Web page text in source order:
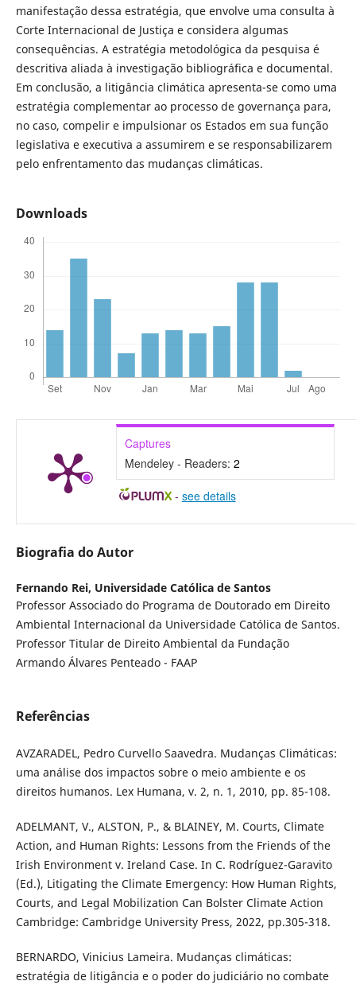
manifestação dessa estratégia, que envolve uma consulta à
Corte Internacional de Justiça e considera algumas
consequências. A estratégia metodológica da pesquisa é
descritiva aliada à investigação bibliográfica e documental.
Em conclusão, a litigância climática apresenta-se como uma
estratégia complementar ao processo de governança para,
no caso, compelir e impulsionar os Estados em sua função
legislativa e executiva a assumirem e se responsabilizarem
pelo enfrentamento das mudanças climáticas.
Downloads
Captures
Mendeley - Readers: 2
- see details
Biografia do Autor
Fernando Rei, Universidade Católica de Santos
Professor Associado do Programa de Doutorado em Direito
Ambiental Internacional da Universidade Católica de Santos.
Professor Titular de Direito Ambiental da Fundação
Armando Álvares Penteado - FAAP
Referências
AVZARADEL, Pedro Curvello Saavedra. Mudanças Climáticas:
uma análise dos impactos sobre o meio ambiente e os
direitos humanos. Lex Humana, v. 2, n. 1, 2010, pp. 85-108.
ADELMANT, V., ALSTON, P., & BLAINEY, M. Courts, Climate
Action, and Human Rights: Lessons from the Friends of the
Irish Environment v. Ireland Case. In C. Rodríguez-Garavito
(Ed.), Litigating the Climate Emergency: How Human Rights,
Courts, and Legal Mobilization Can Bolster Climate Action
Cambridge: Cambridge University Press, 2022, pp.305-318.
BERNARDO, Vinicius Lameira. Mudanças climáticas:
estratégia de litigância e o poder do judiciário no combate